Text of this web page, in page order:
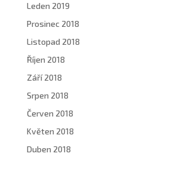
Leden 2019
Prosinec 2018
Listopad 2018
Říjen 2018
Září 2018
Srpen 2018
Červen 2018
Květen 2018
Duben 2018